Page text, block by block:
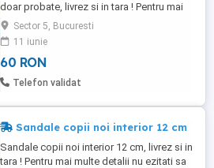
doar probate, livrez si in tara ! Pentru mai
multe detalii nu ezitati sa ma contactati !
Sector 5, Bucuresti
11 iunie
60 RON
Telefon validat
Sandale copii noi interior 12 cm
Sandale copii noi interior 12 cm, livrez si in
tara ! Pentru mai multe detalii nu ezitati sa